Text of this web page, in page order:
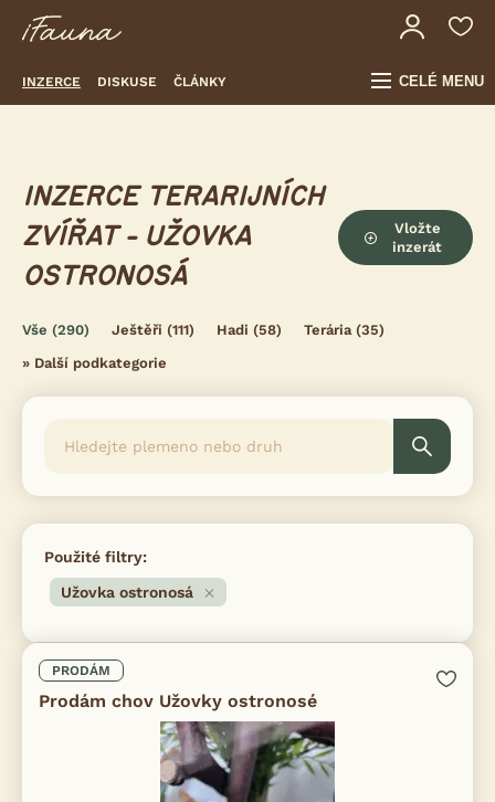
INZERCE DISKUSE ČLÁNKY CELÉ MENU
INZERCE TERARIJNÍCH
ZVÍŘAT - UŽOVKA
OSTRONOSÁ
Vložte
inzerát
Vše (290) Ještěři (111) Hadi (58) Terária(35)
» Další podkategorie
Použité filtry:
Užovka ostronosá
PRODÁM
Prodám chov Užovky ostronosé